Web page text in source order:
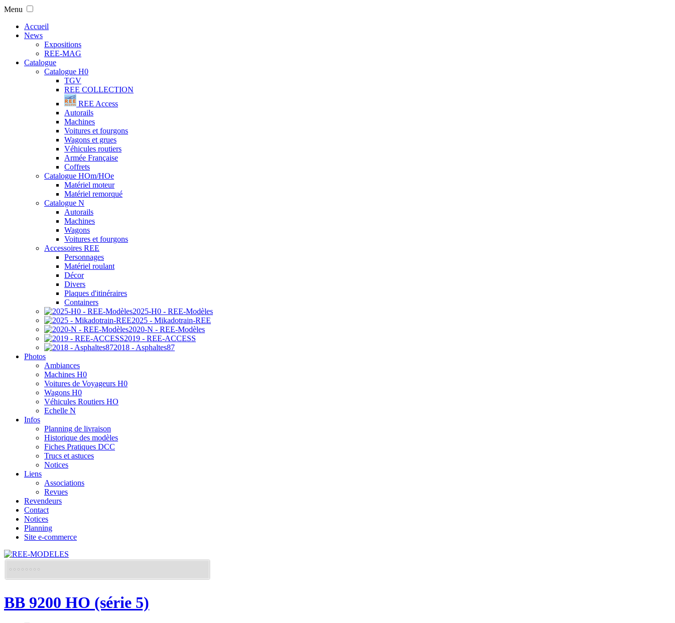
Menu
Accueil
News
Expositions
REE-MAG
Catalogue
Catalogue H0
TGV
REE COLLECTION
REE Access
Autorails
Machines
Voitures et fourgons
Wagons et grues
Véhicules routiers
Armée Française
Coffrets
Catalogue HOm/HOe
Matériel moteur
Matériel remorqué
Catalogue N
Autorails
Machines
Wagons
Voitures et fourgons
Accessoires REE
Personnages
Matériel roulant
Décor
Divers
Plaques d'itinéraires
Containers
2025-H0 - REE-Modèles
2025 - Mikadotrain-REE
2020-N - REE-Modèles
2019 - REE-ACCESS
2018 - Asphaltes87
Photos
Ambiances
Machines H0
Voitures de Voyageurs H0
Wagons H0
Véhicules Routiers HO
Echelle N
Infos
Planning de livraison
Historique des modèles
Fiches Pratiques DCC
Trucs et astuces
Notices
Liens
Associations
Revues
Revendeurs
Contact
Notices
Planning
Site e-commerce
BB 9200 HO (série 5)